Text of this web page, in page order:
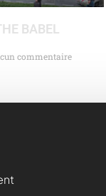
BABEL
commentaire